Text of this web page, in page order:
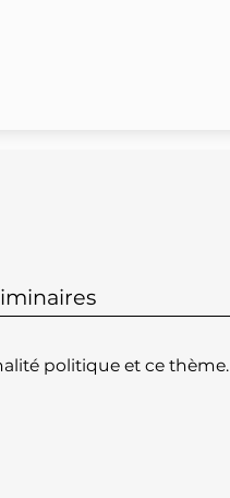
politique et ce thème.